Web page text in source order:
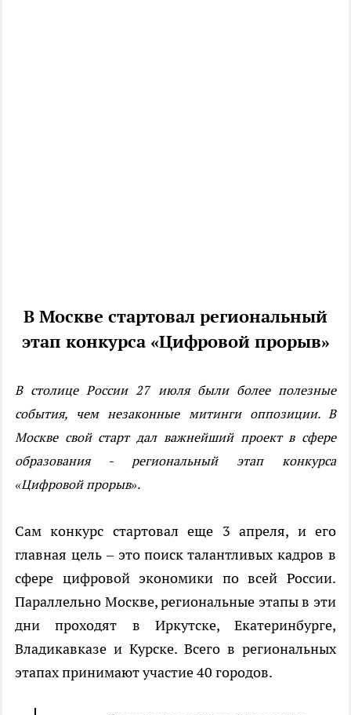
В Москве стартовал региональный
этап конкурса «Цифровой прорыв»
В столице России 27 июля были более полезные
события, чем незаконные митинги оппозиции. В
Москве свой старт дал важнейший проект в сфере
образования - региональный этап конкурса
«Цифровой прорыв».
Сам конкурс стартовал еще 3 апреля, и его
главная цель – это поиск талантливых кадров в
сфере цифровой экономики по всей России.
Параллельно Москве, региональные этапы в эти
дни проходят в Иркутске, Екатеринбурге,
Владикавказе и Курске. Всего в региональных
этапах принимают участие 40 городов.